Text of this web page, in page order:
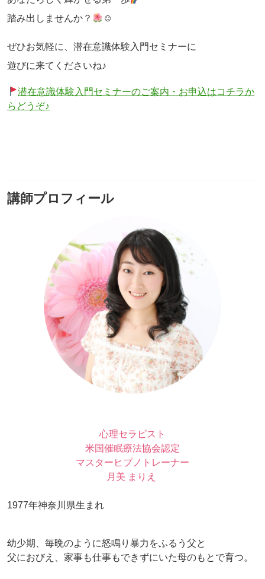
踏み出しませんか？
☺
ぜひお気軽に、潜在意識体験入門セミナーに
遊びに来てくださいね♪
潜在意識体験入門セミナーのご案内・お申込はコチラか
らどうぞ♪
講師プロフィール
心理セラピスト
米国催眠療法協会認定
マスターヒプノトレーナー
月美 まりえ
1977年神奈川県生まれ
幼少期、毎晩のように怒鳴り暴力をふるう父と
父におびえ、家事も仕事もできずにいた母のもとで育つ。